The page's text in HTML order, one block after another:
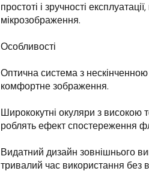
простоті і зручності
мікрозображення.
Особливості
Оптична система з нескінченною
комфортне зображення.
Ширококутні окуляри з високою
роблять ефект спостереження
Видатний дизайн зовнішнього
тривалий час використання без